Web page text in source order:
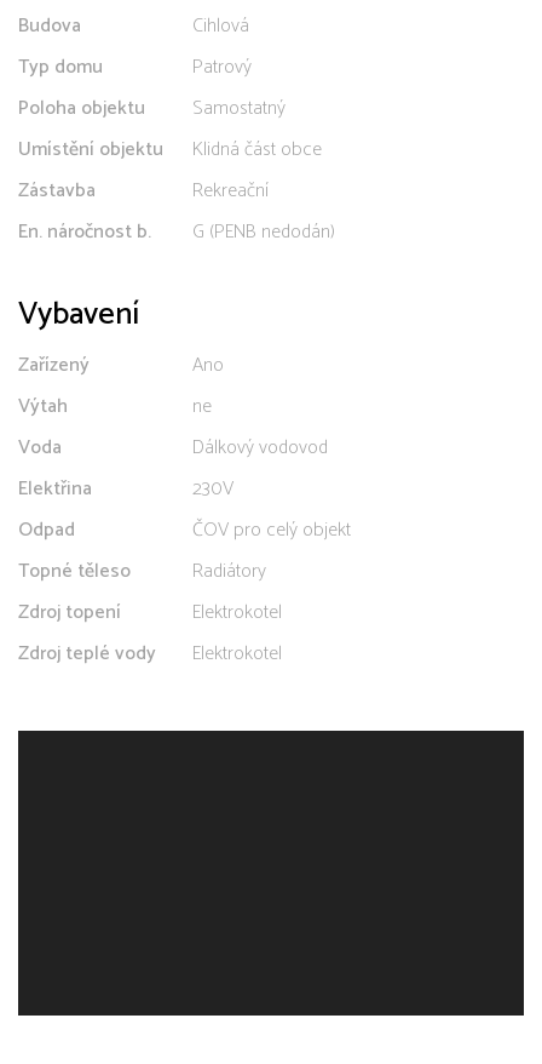
Budova
Cihlová
Typ domu
Patrový
Poloha objektu
Samostatný
Umístění objektu
Klidná část obce
Zástavba
Rekreační
En. náročnost b.
G (PENB nedodán)
Vybavení
Zařízený
Ano
Výtah
ne
Voda
Dálkový vodovod
Elektřina
230V
Odpad
ČOV pro celý objekt
Topné těleso
Radiátory
Zdroj topení
Elektrokotel
Zdroj teplé vody
Elektrokotel